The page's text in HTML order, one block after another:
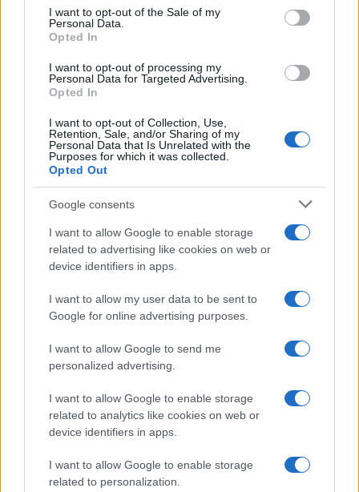
consent section.
I want to opt-out of the Sale of my
Personal Data.
Opted In
I want to opt-out of processing my
Personal Data for Targeted Advertising.
Opted In
I want to opt-out of Collection, Use,
Retention, Sale, and/or Sharing of my
Personal Data that Is Unrelated with the
Purposes for which it was collected.
Opted Out
Google consents
I want to allow Google to enable storage
related to advertising like cookies on web or
device identifiers in apps.
I want to allow my user data to be sent to
Google for online advertising purposes.
I want to allow Google to send me
personalized advertising.
I want to allow Google to enable storage
related to analytics like cookies on web or
device identifiers in apps.
I want to allow Google to enable storage
related to personalization.
Ροή Ειδήσεων
ΣΑΝ ΣΗΜΕΡΑ – 26 Ιουλίου/7 Αυγούστου
1822: Μάχη των Δερβενακίων, ο
H Saab πάει για διπλασιασμό της
παραγωγής των Gripen